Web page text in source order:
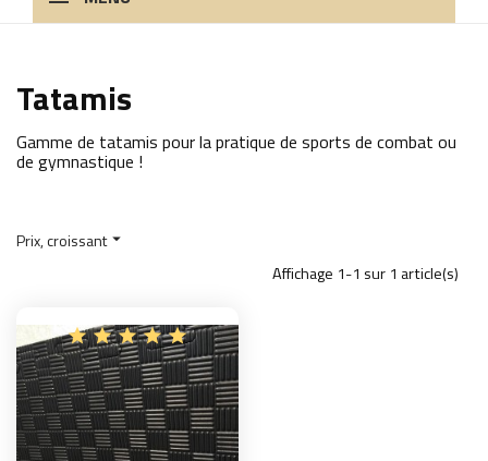
Tatamis
Gamme de tatamis pour la pratique de sports de combat ou
de gymnastique !
Prix, croissant
Affichage 1-1 sur 1 article(s)